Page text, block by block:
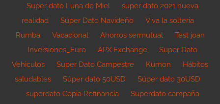
Super dato Luna de Miel
super dato 2021 nueva
realidad
Súper Dato Navideño
Viva la solteria
Rumba
Vacacional Ahorros sermutual
Test joan
Inversiones_Euro
APX Exchange
Super Dato
Vehiculos
Super Dato Campestre Kumon
Hábitos
saludables
Súper dato 50USD
Súper dato 30USD
superdato Copia Refinancia
Superdato campaña